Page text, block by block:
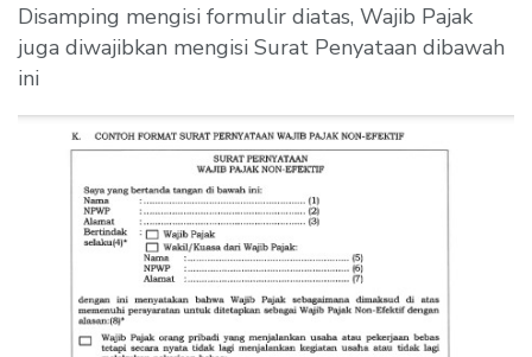
Disamping mengisi formulir diatas, Wajib Pajak
juga diwajibkan mengisi Surat Penyataan dibawah
ini